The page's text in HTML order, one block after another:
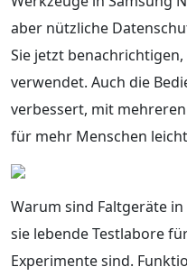
aber nützliche
Sie jetzt
verwendet. Auch die
verbessert, mit
für mehr Menschen
Warum sind Faltgeräte
sie lebende Testlabore
Experimente sind.